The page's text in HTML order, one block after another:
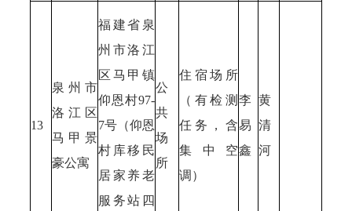
13
泉州市
洛江区
马甲景
豪公寓
福建省泉
州市洛江
区马甲镇
仰恩村97-
7号（仰恩
村库移民
居家养老
服务站四
公
共
场
所
住宿场所
（有检测
任务，含
集中空
调）
李
易
鑫
黄
清
河